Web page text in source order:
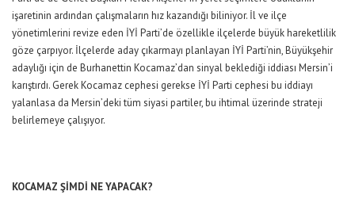
işaretinin ardından çalışmaların hız kazandığı biliniyor. İl ve ilçe
yönetimlerini revize eden İYİ Parti’de özellikle ilçelerde büyük hareketlilik
göze çarpıyor. İlçelerde aday çıkarmayı planlayan İYİ Parti’nin, Büyükşehir
adaylığı için de Burhanettin Kocamaz’dan sinyal beklediği iddiası Mersin’i
karıştırdı. Gerek Kocamaz cephesi gerekse İYİ Parti cephesi bu iddiayı
yalanlasa da Mersin’deki tüm siyasi partiler, bu ihtimal üzerinde strateji
belirlemeye çalışıyor.
KOCAMAZ ŞİMDİ NE YAPACAK?